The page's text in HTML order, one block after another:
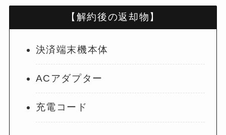
【解約後の返却物】
決済端末機本体
ACアダプター
充電コード